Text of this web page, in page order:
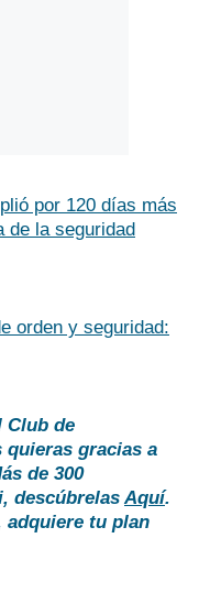
por 120 días más
de la seguridad
orden y seguridad:
Club de
quieras gracias a
de 300
descúbrelasAquí.
adquiere tu plan